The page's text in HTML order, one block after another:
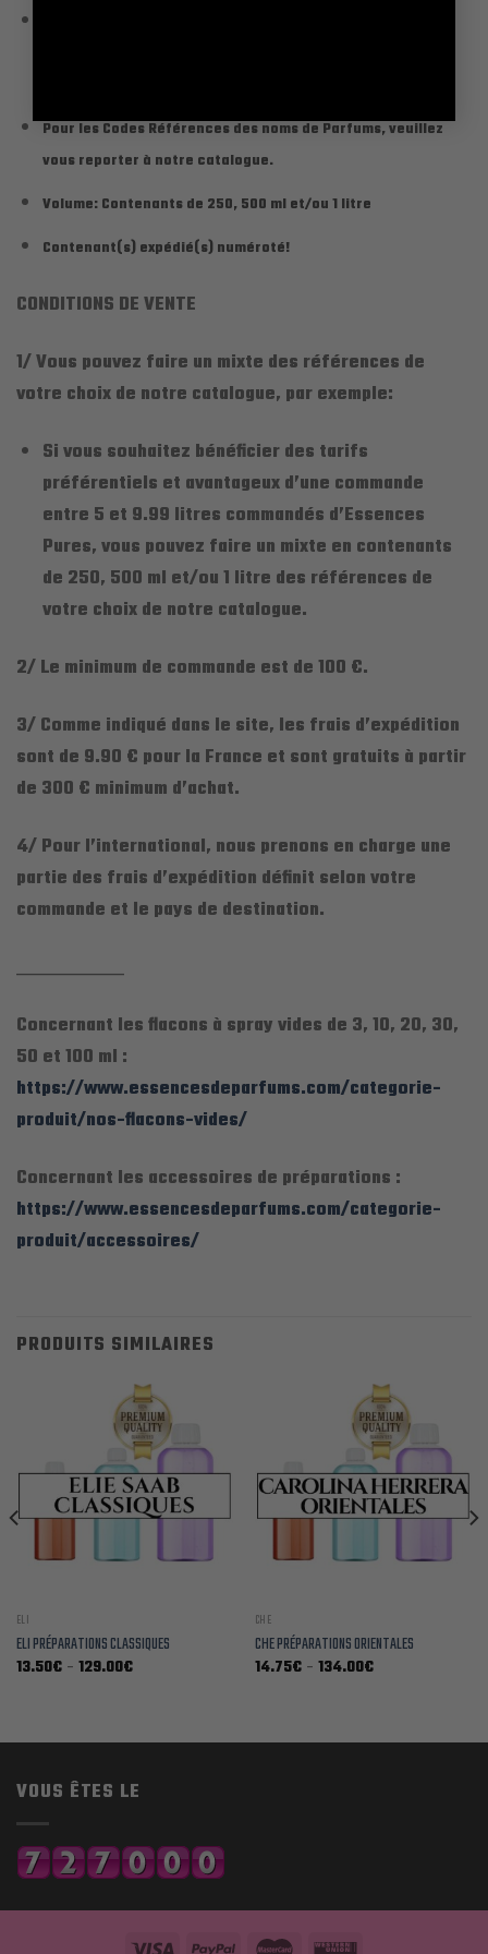
Pour les Codes Références des noms de Parfums, veuillez
vous reporter à notre catalogue.
Volume: Contenants de 250, 500 ml et/ou 1 litre
Contenant(s) expédié(s) numéroté!
CONDITIONS DE VENTE
1/ Vous pouvez faire un mixte des références de
votre choix de notre catalogue, par exemple:
Si vous souhaitez bénéficier des tarifs
préférentiels et avantageux d’une commande
entre 5 et 9.99 litres commandés d’Essences
Pures, vous pouvez faire un mixte en contenants
de 250, 500 ml et/ou 1 litre des références de
votre choix de notre catalogue.
2/ Le minimum de commande est de 100 €.
3/ Comme indiqué dans le site, les frais d’expédition
sont de 9.90 € pour la France et sont gratuits à partir
de 300 € minimum d’achat.
4/ Pour l’international, nous prenons en charge une
partie des frais d’expédition définit selon votre
commande et le pays de destination.
___________
Concernant les flacons à spray vides de 3, 10, 20, 30,
50 et 100 ml :
https://www.essencesdeparfums.com/categorie-
produit/nos-flacons-vides/
Concernant les accessoires de préparations :
https://www.essencesdeparfums.com/categorie-
produit/accessoires/
PRODUITS SIMILAIRES
ELI
ELI PRÉPARATIONS CLASSIQUES
13.50€ – 129.00€Plage
129.00€
CHE
CHE PRÉPARATIONS ORIENTALES
14.75€ – 134.00€Plage
134.00€
VOUS ÊTES LE